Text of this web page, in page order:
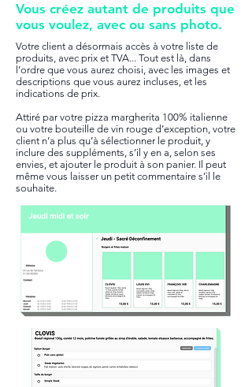
Votre client a désormais accès à votre liste de
produits, avec prix et TVA... Tout est là, dans
l’ordre que vous aurez choisi, avec les images et
descriptions que vous aurez incluses, et les
indications de prix.
Attiré par votre pizza margherita 100% italienne
ou votre bouteille de vin rouge d’exception, votre
client n’a plus qu’à sélectionner le produit, y
inclure des suppléments, s’il y en a, selon ses
envies, et ajouter le produit à son panier. Il peut
même vous laisser un petit commentaire s’il le
souhaite.
Vous créez autant de produits que
vous voulez, avec ou sans photo.